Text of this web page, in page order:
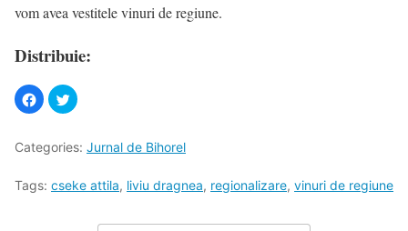
vom avea vestitele vinuri de regiune.
Distribuie:
Categories: Jurnal de Bihorel
Tags: cseke attila, liviu dragnea, regionalizare, vinuri de regiune